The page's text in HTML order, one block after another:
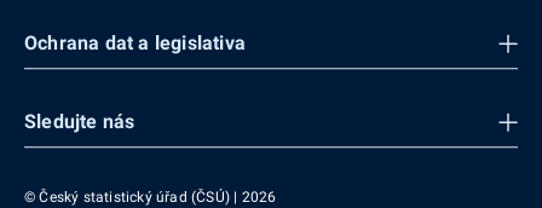
Ochrana dat a legislativa
Sledujte nás
© Český statistický úřad (ČSÚ) | 2026